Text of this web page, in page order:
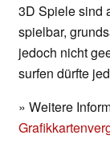
3D Spiele sind
spielbar,
jedoch nicht
surfen dürfte
» Weitere